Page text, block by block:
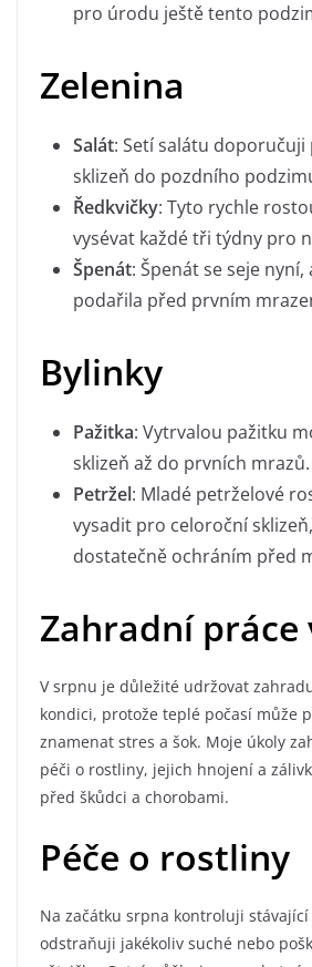
pro úrodu ještě tento
Zelenina
Salát: Setí salátu
sklizeň do pozdního
Ředkvičky: Tyto rychle
vysévat každé tři týdny pro
Špenát: Špenát se seje nyní,
podařila před prvním
Bylinky
Pažitka: Vytrvalou pažitku
sklizeň až do prvních mrazů.
Petržel: Mladé petrželové
vysadit pro celoroční
dostatečně ochráním před
Zahradní práce
V srpnu je důležité udržovat
kondici, protože teplé počasí může
znamenat stres a šok. Moje úkoly
péči o rostliny, jejich hnojení a
před škůdci a chorobami.
Péče o rostliny
Na začátku srpna kontroluji
odstraňuji jakékoliv suché nebo